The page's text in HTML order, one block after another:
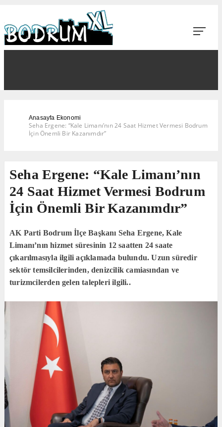
Anasayfa Ekonomi
Seha Ergene: “Kale Limanı’nın 24 Saat Hizmet Vermesi Bodrum
İçin Önemli Bir Kazanımdır”
Seha Ergene: “Kale Limanı’nın
24 Saat Hizmet Vermesi Bodrum
İçin Önemli Bir Kazanımdır”
AK Parti Bodrum İlçe Başkanı Seha Ergene, Kale
Limanı’nın hizmet süresinin 12 saatten 24 saate
çıkarılmasıyla ilgili açıklamada bulundu. Uzun süredir
sektör temsilcilerinden, denizcilik camiasından ve
turizmcilerden gelen talepleri ilgili..